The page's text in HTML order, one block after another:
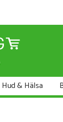
Hud & Hälsa